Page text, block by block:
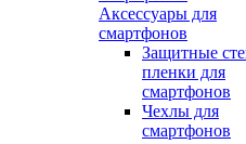
Аксессуары для
смартфонов
Защитные
пленки для
смартфонов
Чехлы для
смартфонов